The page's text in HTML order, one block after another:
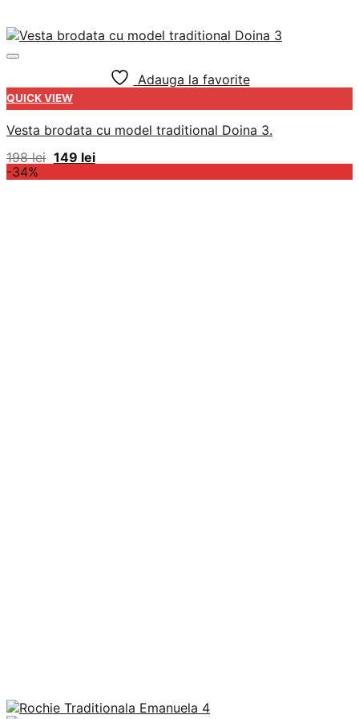
Adauga la favorite
QUICK VIEW
Vesta brodata cu model traditional Doina 3.
198lei Prețul
inițial
a
149 leiPrețul
curent
este:
-34%